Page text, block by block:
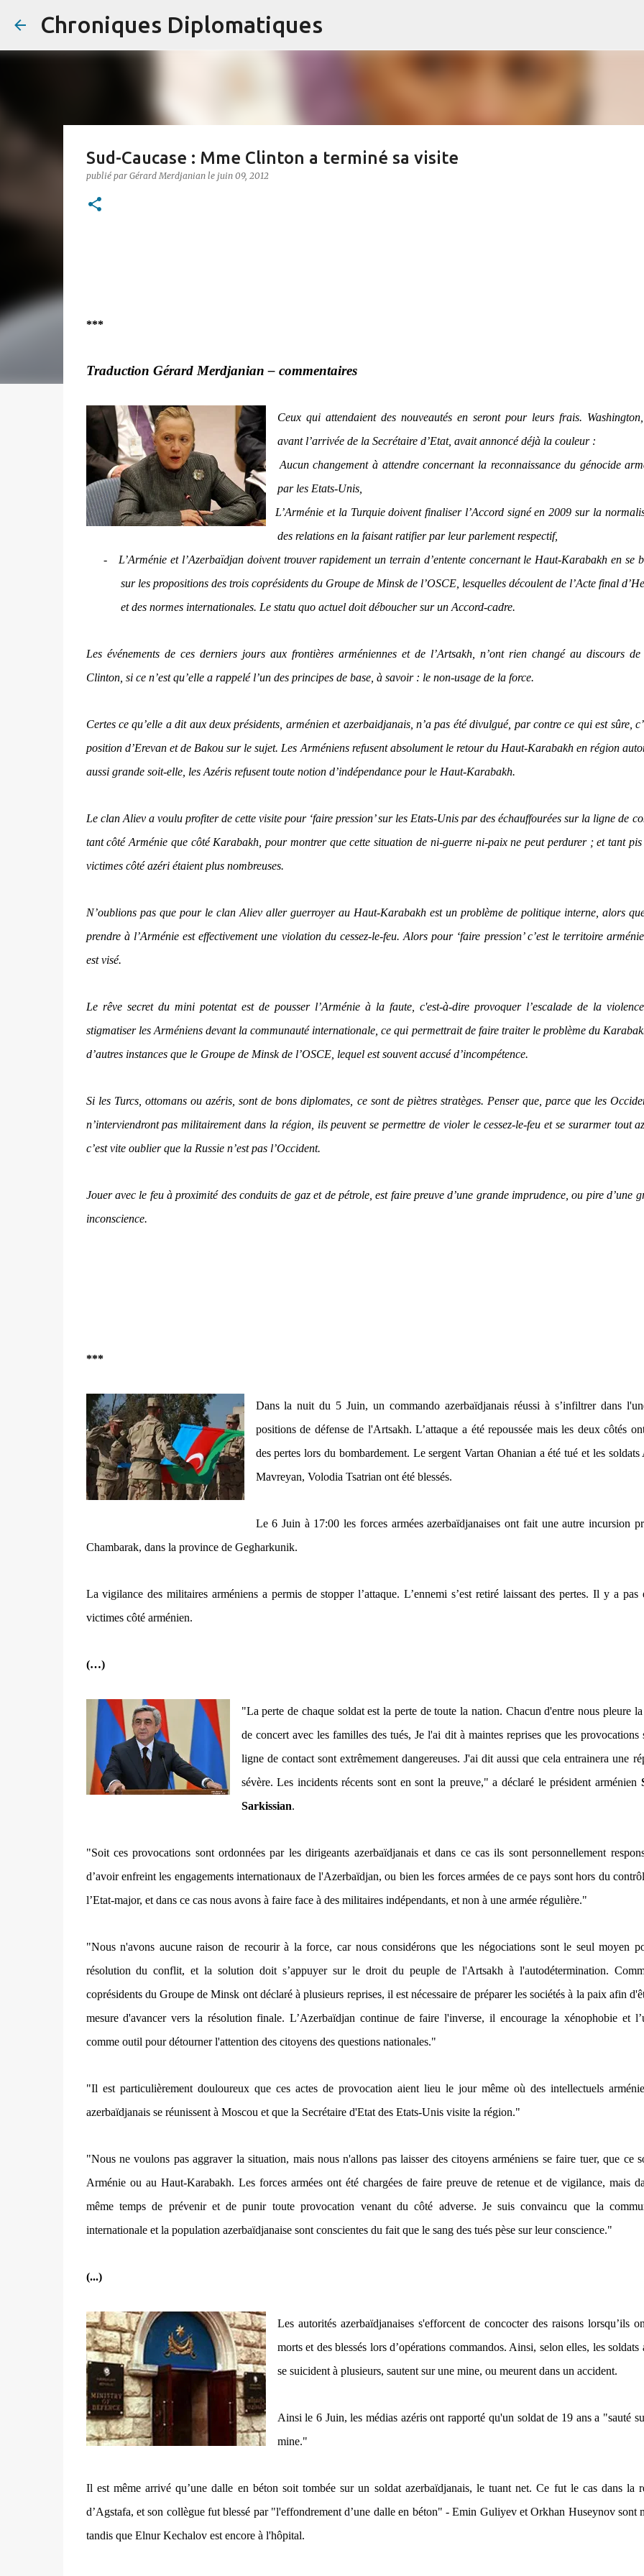
Chroniques Diplomatiques
Sud-Caucase : Mme Clinton a terminé sa visite
publié par Gérard Merdjanian le juin 09, 2012
***
Traduction Gérard Merdjanian – commentaires
Ceux qui attendaient des nouveautés en seront pour leurs frais.
avant l’arrivée de la Secrétaire d’Etat, avait annoncé déjà la couleur :
-
Aucun changement à attendre concernant la reconnaissance du génocide
par les Etats-Unis,
-
L’Arménie et la Turquie doivent finaliser l’Accord signé en 2009 sur la
des relations en la faisant ratifier par leur parlement respectif,
-
L’Arménie et l’Azerbaïdjan doivent trouver rapidement un terrain d’entente concernant le Haut-Karabakh en se
sur les propositions des trois coprésidents du Groupe de Minsk de l’OSCE, lesquelles découlent de l’Acte final
et des normes internationales. Le statu quo actuel doit déboucher sur un Accord-cadre.
Les événements de ces derniers jours aux frontières arméniennes et de l’Artsakh, n’ont rien changé au discours de
Clinton, si ce n’est qu’elle a rappelé l’un des principes de base, à savoir : le non-usage de la force.
Certes ce qu’elle a dit aux deux présidents, arménien et azerbaidjanais, n’a pas été divulgué, par contre ce qui est sûre,
position d’Erevan et de Bakou sur le sujet. Les Arméniens refusent absolument le retour du Haut-Karabakh en région
aussi grande soit-elle, les Azéris refusent toute notion d’indépendance pour le Haut-Karabakh.
Le clan Aliev a voulu profiter de cette visite pour ‘faire pression’ sur les Etats-Unis par des échauffourées sur la ligne de
tant côté Arménie que côté Karabakh, pour montrer que cette situation de ni-guerre ni-paix ne peut perdurer ; et tant pis
victimes côté azéri étaient plus nombreuses.
N’oublions pas que pour le clan Aliev aller guerroyer au Haut-Karabakh est un problème de politique interne, alors
prendre à l’Arménie est effectivement une violation du cessez-le-feu. Alors pour ‘faire pression’ c’est le territoire
est visé.
Le rêve secret du mini potentat est de pousser l’Arménie à la faute, c'est-à-dire provoquer l’escalade de la
stigmatiser les Arméniens devant la communauté internationale, ce qui permettrait de faire traiter le problème du
d’autres instances que le Groupe de Minsk de l’OSCE, lequel est souvent accusé d’incompétence.
Si les Turcs, ottomans ou azéris, sont de bons diplomates, ce sont de piètres stratèges. Penser que, parce que les
n’interviendront pas militairement dans la région, ils peuvent se permettre de violer le cessez-le-feu et se surarmer tout
c’est vite oublier que la Russie n’est pas l’Occident.
Jouer avec le feu à proximité des conduits de gaz et de pétrole, est faire preuve d’une grande imprudence, ou pire d’une
inconscience.
***
Dans la nuit du 5 Juin, un commando azerbaïdjanais réussi à s’infiltrer dans
positions de défense de l'Artsakh. L’attaque a été repoussée mais les deux côtés
des pertes lors du bombardement. Le sergent Vartan Ohanian a été tué et les
Mavreyan, Volodia Tsatrian ont été blessés.
Le 6 Juin à 17:00 les forces armées azerbaïdjanaises ont fait une autre incursion
Chambarak, dans la province de Gegharkunik.
La vigilance des militaires arméniens a permis de stopper l’attaque. L’ennemi s’est retiré laissant des pertes. Il y a pas
victimes côté arménien.
(…)
"La perte de chaque soldat est la perte de toute la nation. Chacun d'entre nous pleure
de concert avec les familles des tués, Je l'ai dit à maintes reprises que les provocations
ligne de contact sont extrêmement dangereuses. J'ai dit aussi que cela entrainera une
sévère. Les incidents récents sont en sont la preuve," a déclaré le président arménien
Sarkissian.
"Soit ces provocations sont ordonnées par les dirigeants azerbaïdjanais et dans ce cas ils sont personnellement
d’avoir enfreint les engagements internationaux de l'Azerbaïdjan, ou bien les forces armées de ce pays sont hors du
l’Etat-major, et dans ce cas nous avons à faire face à des militaires indépendants, et non à une armée régulière."
"Nous n'avons aucune raison de recourir à la force, car nous considérons que les négociations sont le seul moyen
résolution du conflit, et la solution doit s’appuyer sur le droit du peuple de l'Artsakh à l'autodétermination.
coprésidents du Groupe de Minsk ont déclaré à plusieurs reprises, il est nécessaire de préparer les sociétés à la paix afin
mesure d'avancer vers la résolution finale. L’Azerbaïdjan continue de faire l'inverse, il encourage la xénophobie et
comme outil pour détourner l'attention des citoyens des questions nationales."
"Il est particulièrement douloureux que ces actes de provocation aient lieu le jour même où des intellectuels
azerbaïdjanais se réunissent à Moscou et que la Secrétaire d'Etat des Etats-Unis visite la région."
"Nous ne voulons pas aggraver la situation, mais nous n'allons pas laisser des citoyens arméniens se faire tuer, que ce
Arménie ou au Haut-Karabakh. Les forces armées ont été chargées de faire preuve de retenue et de vigilance, mais
même temps de prévenir et de punir toute provocation venant du côté adverse. Je suis convaincu que la
internationale et la population azerbaïdjanaise sont conscientes du fait que le sang des tués pèse sur leur conscience."
(...)
Les autorités azerbaïdjanaises s'efforcent de concocter des raisons lorsqu’ils
morts et des blessés lors d’opérations commandos. Ainsi, selon elles, les soldats
se suicident à plusieurs, sautent sur une mine, ou meurent dans un accident.
Ainsi le 6 Juin, les médias azéris ont rapporté qu'un soldat de 19 ans a "sauté
mine."
Il est même arrivé qu’une dalle en béton soit tombée sur un soldat azerbaïdjanais, le tuant net. Ce fut le cas dans la
d’Agstafa, et son collègue fut blessé par "l'effondrement d’une dalle en béton" - Emin Guliyev et Orkhan Huseynov sont
tandis que Elnur Kechalov est encore à l'hôpital.